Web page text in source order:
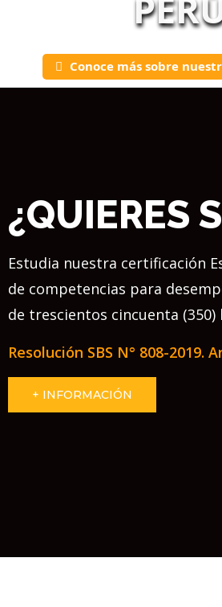
Conoce más sobre
¿QUIERES
Estudia nuestra certificación
de competencias para
de trescientos cincuenta (350)
Resolución SBS N° 808-2019.
+ INFORMACIÓN